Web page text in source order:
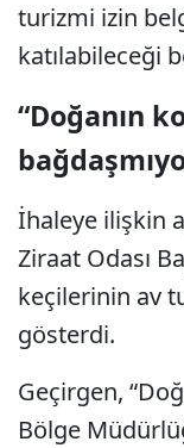
turizmi izin
katılabileceği
“Doğanın
İhaleye ilişkin
Ziraat Odası
keçilerinin av
gösterdi.
Geçirgen,
Bölge